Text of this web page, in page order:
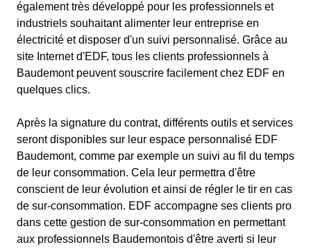
également très développé pour les professionnels et
industriels souhaitant alimenter leur entreprise en
électricité et disposer d'un suivi personnalisé. Grâce au
site Internet d'EDF, tous les clients professionnels à
Baudemont peuvent souscrire facilement chez EDF en
quelques clics.
Après la signature du contrat, différents outils et services
seront disponibles sur leur espace personnalisé EDF
Baudemont, comme par exemple un suivi au fil du temps
de leur consommation. Cela leur permettra d'être
conscient de leur évolution et ainsi de régler le tir en cas
de sur-consommation. EDF accompagne ses clients pro
dans cette gestion de sur-consommation en permettant
aux professionnels Baudemontois d'être averti si leur